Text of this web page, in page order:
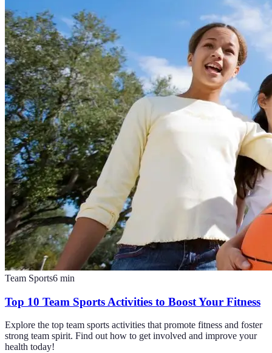
Team Sports6 min
Top 10 Team Sports Activities to Boost Your Fitness
Explore the top team sports activities that promote fitness and foster
strong team spirit. Find out how to get involved and improve your
health today!